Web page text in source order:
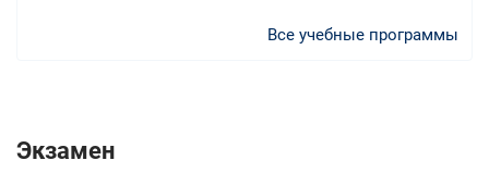
Все учебные программы
Экзамен